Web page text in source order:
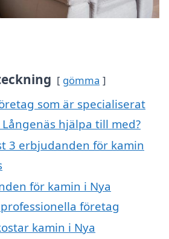
gömma
som är specialiserat
hjälpa till med?
3 erbjudanden för kamin
för kamin i Nya
företag
kamin i Nya